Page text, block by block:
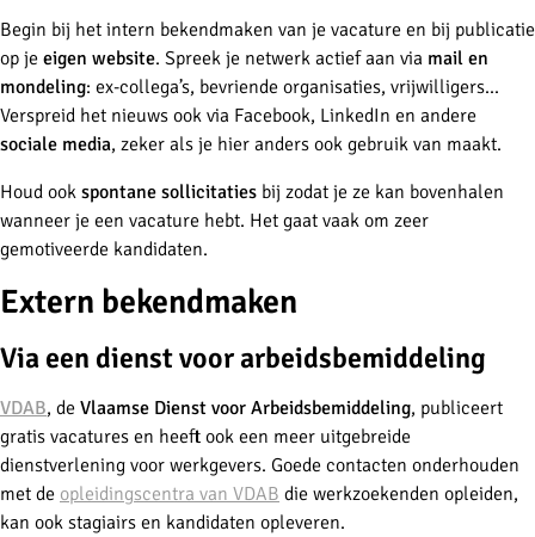
Begin bij het intern bekendmaken van je vacature en bij publicatie
op je eigen website. Spreek je netwerk actief aan via mail en
mondeling: ex-collega’s, bevriende organisaties, vrijwilligers...
Verspreid het nieuws ook via Facebook, LinkedIn en andere
sociale media, zeker als je hier anders ook gebruik van maakt.
Houd ook spontane sollicitaties bij zodat je ze kan bovenhalen
wanneer je een vacature hebt. Het gaat vaak om zeer
gemotiveerde kandidaten.
Extern bekendmaken
Via een dienst voor arbeidsbemiddeling
VDAB, de Vlaamse Dienst voor Arbeidsbemiddeling, publiceert
gratis vacatures en heeft ook een meer uitgebreide
dienstverlening voor werkgevers. Goede contacten onderhouden
met de opleidingscentra van VDAB die werkzoekenden opleiden,
kan ook stagiairs en kandidaten opleveren.